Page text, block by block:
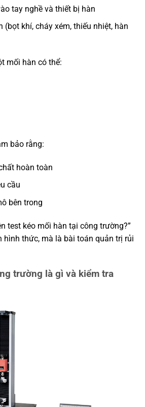
tay nghề và thiết bị hàn
(bọt khí, cháy xém, thiếu nhiệt, hàn
mối hàn có thể:
bảo rằng:
hoàn toàn
cầu
bên trong
test kéo mối hàn tại công trường?”
hình thức, mà là bài toán quản trị rủi
trường là gì và kiểm tra